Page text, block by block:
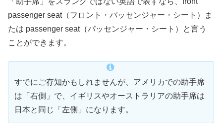
passenger seat（フロント・パッセンジャー・シート）ま
たは passenger seat（パッセンジャー・シート）と言う
ことができます。
すでにご存知かもしれませんが、アメリカでの助手席
は「右側」で、イギリスやオーストラリアの助手席は
日本と同じ「左側」になります。